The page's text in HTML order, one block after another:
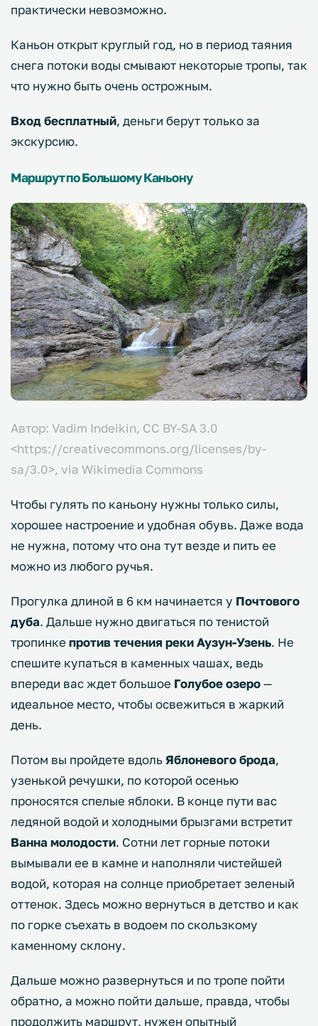
практически невозможно.
Каньон открыт круглый год, но в период таяния
снега потоки воды смывают некоторые тропы, так
что нужно быть очень острожным.
Вход бесплатный, деньги берут только за
экскурсию.
Маршрут по Большому Каньону
Автор: Vadim Indeikin, CC BY-SA 3.0
<https://creativecommons.org/licenses/by-
sa/3.0>, via Wikimedia Commons
Чтобы гулять по каньону нужны только силы,
хорошее настроение и удобная обувь. Даже вода
не нужна, потому что она тут везде и пить ее
можно из любого ручья.
Прогулка длиной в 6 км начинается у Почтового
дуба. Дальше нужно двигаться по тенистой
тропинке против течения реки Аузун-Узень. Не
спешите купаться в каменных чашах, ведь
впереди вас ждет большое Голубое озеро—
идеальное место, чтобы освежиться в жаркий
день.
Потом вы пройдете вдоль Яблоневого брода,
узенькой речушки, по которой осенью
проносятся спелые яблоки. В конце пути вас
ледяной водой и холодными брызгами встретит
Ванна молодости. Сотни лет горные потоки
вымывали ее в камне и наполняли чистейшей
водой, которая на солнце приобретает зеленый
оттенок. Здесь можно вернуться в детство и как
по горке съехать в водоем по скользкому
каменному склону.
Дальше можно развернуться и по тропе пойти
обратно, а можно пойти дальше, правда, чтобы
продолжить маршрут, нужен опытный